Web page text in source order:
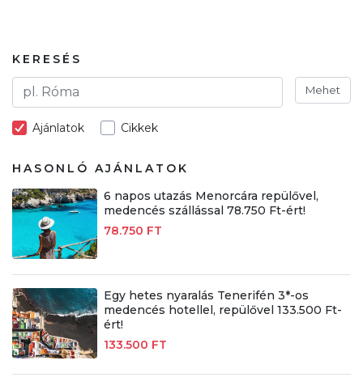
KERESÉS
Mehet
Ajánlatok Cikkek
HASONLÓ AJÁNLATOK
6 napos utazás Menorcára repülővel,
medencés szállással 78.750 Ft-ért!
78.750 FT
Egy hetes nyaralás Tenerifén 3*-os
medencés hotellel, repülővel 133.500 Ft-
ért!
133.500 FT